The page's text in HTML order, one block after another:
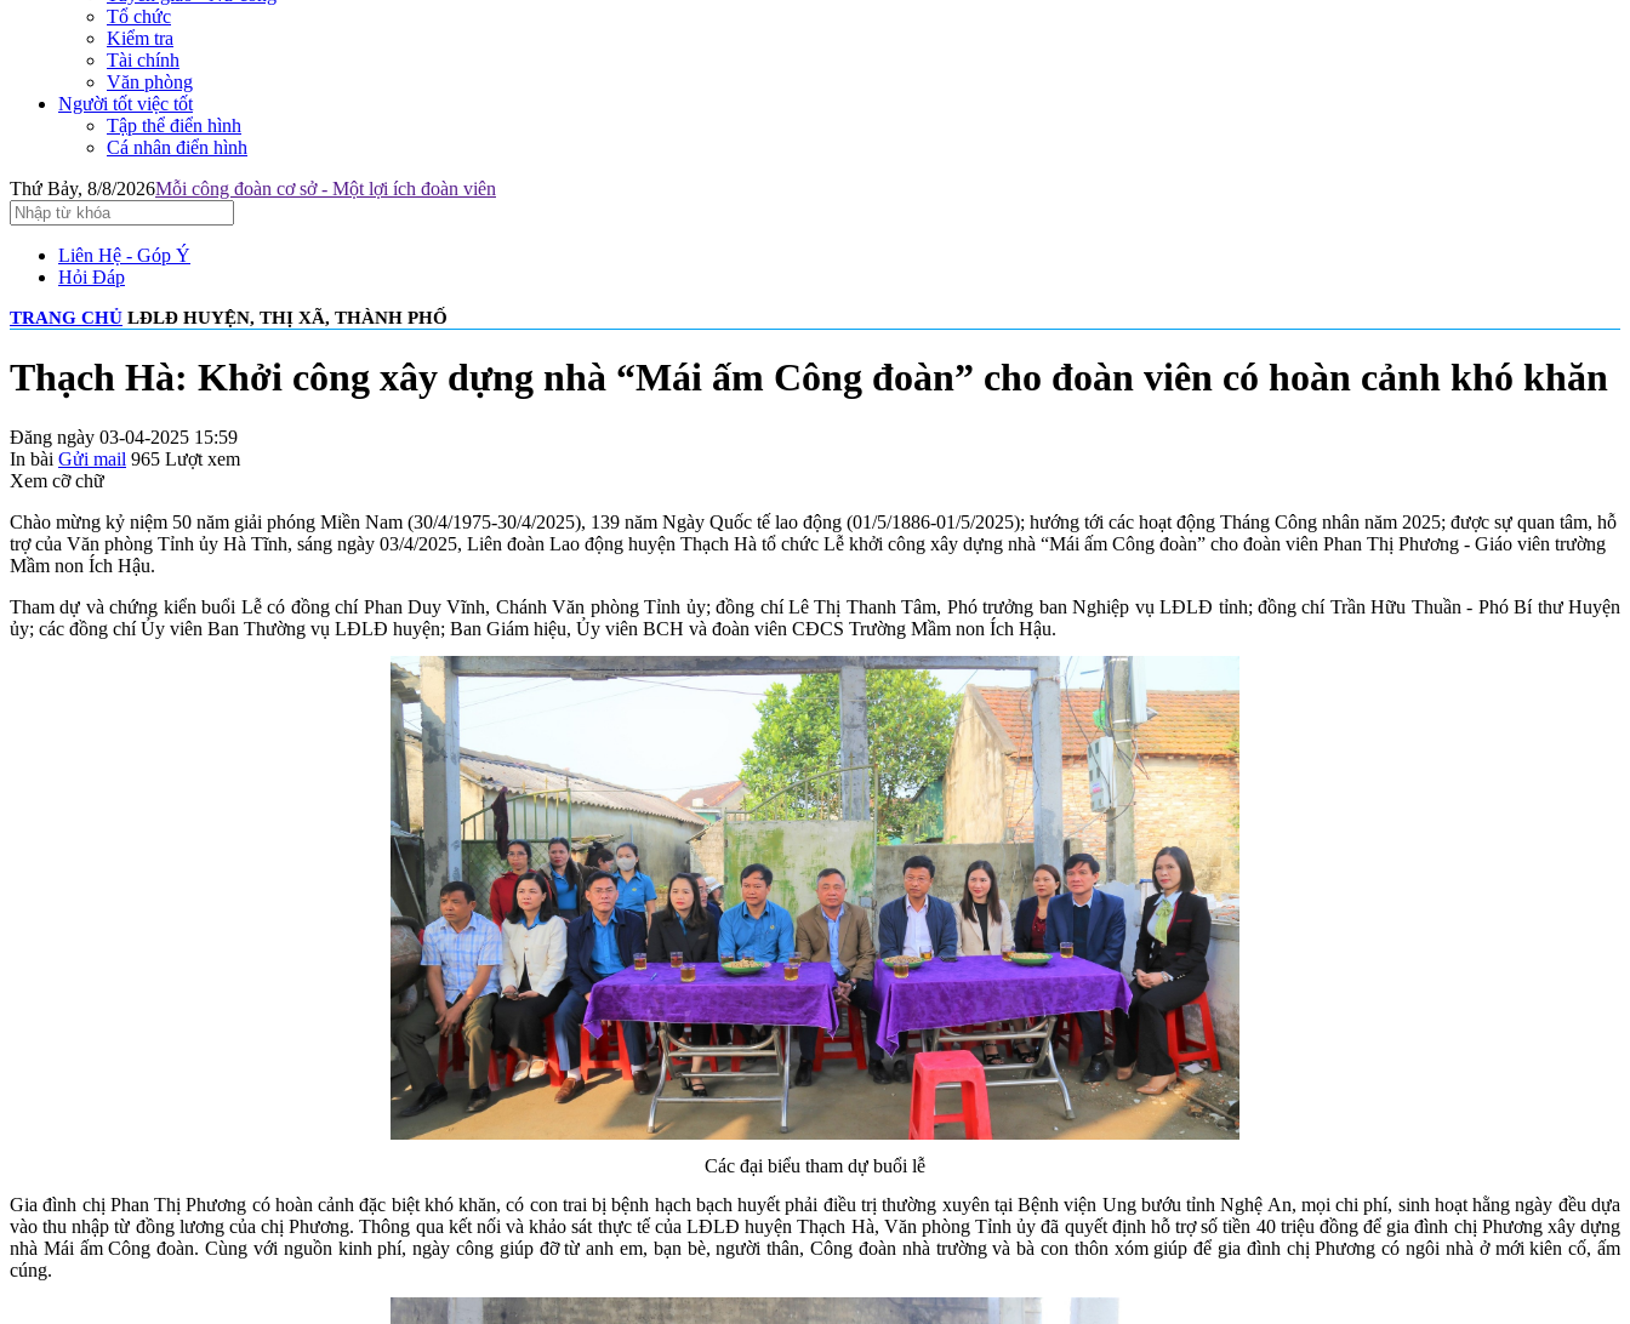
Tổ chức
Kiểm tra
Tài chính
Văn phòng
Người tốt việc tốt
Tập thể điển hình
Cá nhân điển hình
Thứ Bảy, 8/8/2026Mỗi công đoàn cơ sở - Một lợi ích đoàn viên
Liên Hệ - Góp Ý
Hỏi Đáp
TRANG CHỦ LĐLĐ HUYỆN, THỊ XÃ, THÀNH PHỐ
Thạch Hà: Khởi công xây dựng nhà “Mái ấm Công đoàn” cho đoàn viên có hoàn cảnh khó khăn
Đăng ngày 03-04-2025 15:59
In bài Gửi mail 965 Lượt xem
Xem cỡ chữ
Chào mừng kỷ niệm 50 năm giải phóng Miền Nam (30/4/1975-30/4/2025), 139 năm Ngày Quốc tế lao động (01/5/1886-01/5/2025); hướng tới các hoạt động Tháng Công nhân năm 2025; được sự quan tâm, hỗ
trợ của Văn phòng Tỉnh ủy Hà Tĩnh, sáng ngày 03/4/2025, Liên đoàn Lao động huyện Thạch Hà tổ chức Lễ khởi công xây dựng nhà “Mái ấm Công đoàn” cho đoàn viên Phan Thị Phương - Giáo viên trường
Mầm non Ích Hậu.
Tham dự và chứng kiển buổi Lễ có đồng chí Phan Duy Vĩnh, Chánh Văn phòng Tỉnh ủy; đồng chí Lê Thị Thanh Tâm, Phó trưởng ban Nghiệp vụ LĐLĐ tỉnh; đồng chí Trần Hữu Thuần - Phó Bí thư Huyện
ủy; các đồng chí Ủy viên Ban Thường vụ LĐLĐ huyện; Ban Giám hiệu, Ủy viên BCH và đoàn viên CĐCS Trường Mầm non Ích Hậu.
Các đại biểu tham dự buổi lễ
Gia đình chị Phan Thị Phương có hoàn cảnh đặc biệt khó khăn, có con trai bị bệnh hạch bạch huyết phải điều trị thường xuyên tại Bệnh viện Ung bướu tỉnh Nghệ An, mọi chi phí, sinh hoạt hằng ngày đều dựa
vào thu nhập từ đồng lương của chị Phương. Thông qua kết nối và khảo sát thực tế của LĐLĐ huyện Thạch Hà, Văn phòng Tỉnh ủy đã quyết định hỗ trợ số tiền 40 triệu đồng để gia đình chị Phương xây dựng
nhà Mái ấm Công đoàn. Cùng với nguồn kinh phí, ngày công giúp đỡ từ anh em, bạn bè, người thân, Công đoàn nhà trường và bà con thôn xóm giúp để gia đình chị Phương có ngôi nhà ở mới kiên cố, ấm
cúng.